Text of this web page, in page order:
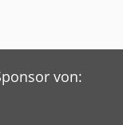
Wochen. - Alle
von: